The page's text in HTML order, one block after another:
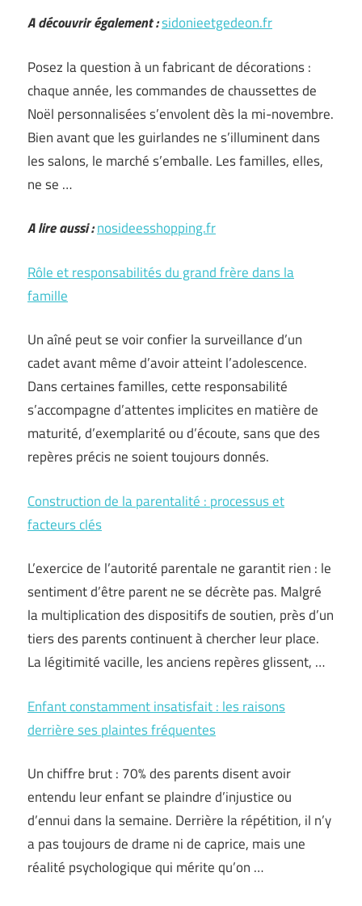
A découvrir également :sidonieetgedeon.fr
Posez la question à un fabricant de décorations :
chaque année, les commandes de chaussettes de
Noël personnalisées s’envolent dès la mi-novembre.
Bien avant que les guirlandes ne s’illuminent dans
les salons, le marché s’emballe. Les familles, elles,
ne se …
A lire aussi :nosideesshopping.fr
Rôle et responsabilités du grand frère dans la
famille
Un aîné peut se voir confier la surveillance d’un
cadet avant même d’avoir atteint l’adolescence.
Dans certaines familles, cette responsabilité
s’accompagne d’attentes implicites en matière de
maturité, d’exemplarité ou d’écoute, sans que des
repères précis ne soient toujours donnés.
Construction de la parentalité : processus et
facteurs clés
L’exercice de l’autorité parentale ne garantit rien : le
sentiment d’être parent ne se décrète pas. Malgré
la multiplication des dispositifs de soutien, près d’un
tiers des parents continuent à chercher leur place.
La légitimité vacille, les anciens repères glissent, …
Enfant constamment insatisfait : les raisons
derrière ses plaintes fréquentes
Un chiffre brut : 70% des parents disent avoir
entendu leur enfant se plaindre d’injustice ou
d’ennui dans la semaine. Derrière la répétition, il n’y
a pas toujours de drame ni de caprice, mais une
réalité psychologique qui mérite qu’on …